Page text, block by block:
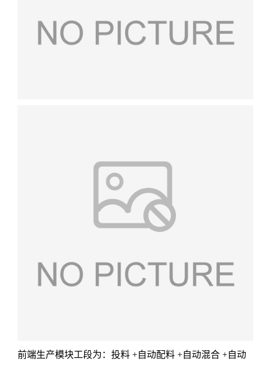
前端生产模块工段为：投料 +自动配料 +自动混合 +自动